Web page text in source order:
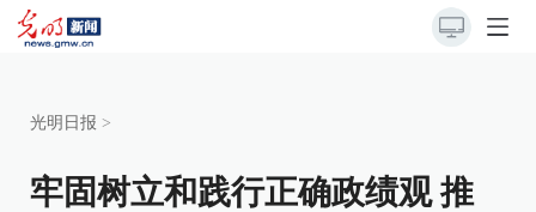
光明日报 >
牢固树立和践行正确政绩观 推